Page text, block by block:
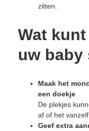
zitten.
Wat
uw baby
Maak het
een doekje
De plekjes
af of het
Geef extra